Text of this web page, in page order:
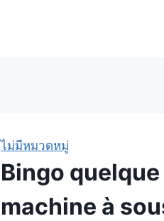
ไม่มีหมวดหมู่
Bingo
machine à